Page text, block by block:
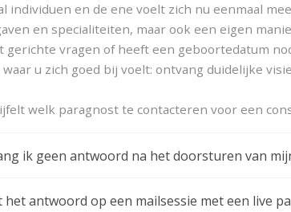
individuen en de ene voelt zich nu eenmaal
en specialiteiten, maar ook een eigen
gerichte vragen of heeft een geboortedatum
u zich goed bij voelt: ontvang duidelijke
welk paragnost te contacteren voor een
ik geen antwoord na het doorsturen van
antwoord op een mailsessie met een live